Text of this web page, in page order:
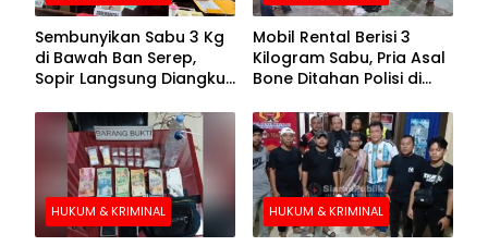
Sembunyikan Sabu 3 Kg
di Bawah Ban Serep,
Sopir Langsung Diangkut
Mobil Rental Berisi 3
Kilogram Sabu, Pria Asal
Bone Ditahan Polisi di
HUKUM & KRIMINAL HUKUM & KRIMINAL